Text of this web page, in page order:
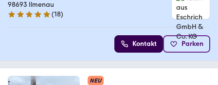
98693 Ilmenau
5 Sterne
(18)
Kontakt Parken
NEU